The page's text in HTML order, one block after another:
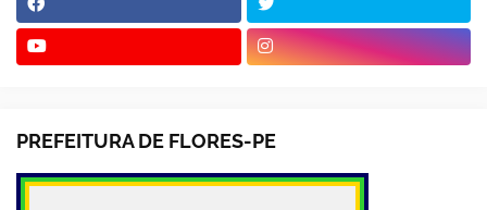
PREFEITURA DE FLORES-PE